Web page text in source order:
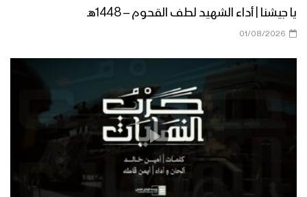
يا جيشنا | أداء الشهيد لطف القحوم – 1448هـ
01/08/2026